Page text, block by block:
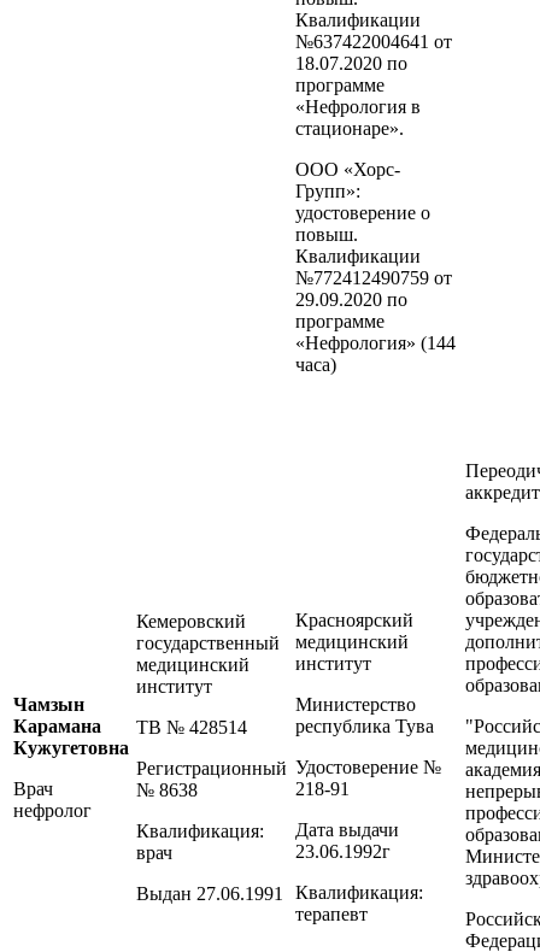
Квалификации
№637422004641 от
18.07.2020 по
программе
«Нефрология в
стационаре».
ООО «Хорс-
Групп»:
удостоверение о
повыш.
Квалификации
№772412490759 от
29.09.2020 по
программе
«Нефрология» (144
часа)
Чамзын
Карамана
Кужугетовна
Врач
нефролог
Кемеровский
государственный
медицинский
институт
ТВ № 428514
Регистрационный
№ 8638
Квалификация:
врач
Выдан 27.06.1991
Красноярский
медицинский
институт
Министерство
республика Тува
Удостоверение №
218-91
Дата выдачи
23.06.1992г
Квалификация:
терапевт
академия